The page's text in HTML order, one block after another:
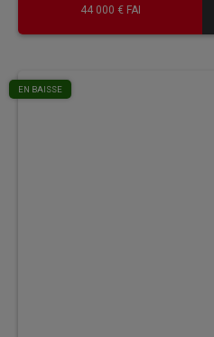
44 000 € FAI
EN BAISSE